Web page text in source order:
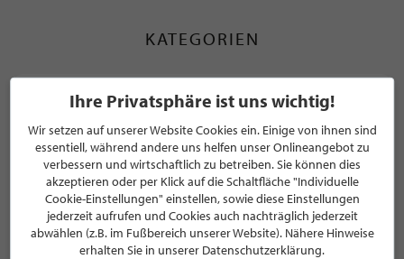
KATEGORIEN
Whirlpool
Gartensauna
Hydromassage
Infrarotkabine
Ihre Privatsphäre ist uns wichtig!
Wir setzen auf unserer Website Cookies ein. Einige von ihnen sind
essentiell, während andere uns helfen unser Onlineangebot zu
verbessern und wirtschaftlich zu betreiben. Sie können dies
akzeptieren oder per Klick auf die Schaltfläche "Individuelle
Cookie-Einstellungen" einstellen, sowie diese Einstellungen
jederzeit aufrufen und Cookies auch nachträglich jederzeit
abwählen (z.B. im Fußbereich unserer Website). Nähere Hinweise
erhalten Sie in unserer Datenschutzerklärung.